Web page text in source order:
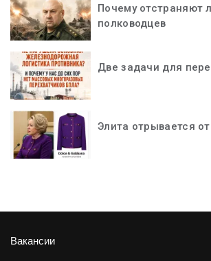
Почему отстраняют
полководцев
Две задачи для
Элита отрывается
Вакансии